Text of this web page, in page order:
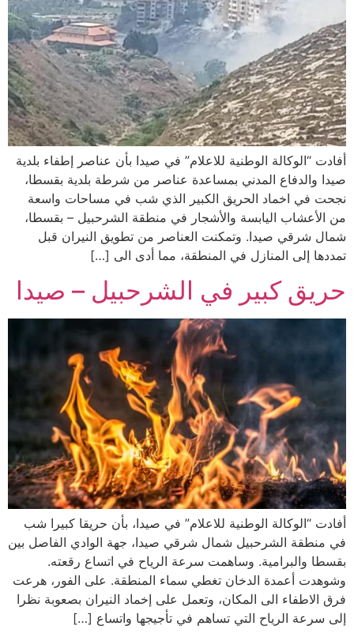
أفادت “الوكالة الوطنية للاعلام” في صيدا بأن عناصر إطفاء بلدية
صيدا والدفاع المدني بمساعدة عناصر من شرطة بلدية بقسطا،
نجحت في اخماد الحريق الكبير الذي شب في مساحات واسعة
من الأعشاب اليابسة والأشجار في منطقة الشرحبيل – بقسطا،
شمال شرقي صيدا. وتمكنت العناصر من تطويق النيران قبل
تمددها إلى المنازل في المنطقة، مما أدى الى […]
حريق كبير في الشرحبيل – صيدا
أفادت “الوكالة الوطنية للاعلام” في صيدا، بأن حريقا كبيرا شب
في منطقة الشرحبيل شمال شرقي صيدا، جهة الوادي الفاصل بين
بقسطا والبرامية. وساهمت سرعة الرياح في اتساع رقعته.
وشوهدت أعمدة الدخان تغطي سماء المنطقة. على الفور، هرعت
فرق الاطفاء الى المكان، وتعمل على إخماد النيران بصعوبة نظرا
إلى سرعة الرياح التي تساهم في تأجيجها واتساع […]